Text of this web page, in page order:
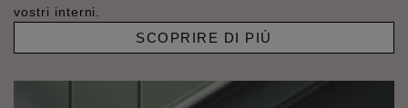
vostri interni.
SCOPRIRE DI PIÙ